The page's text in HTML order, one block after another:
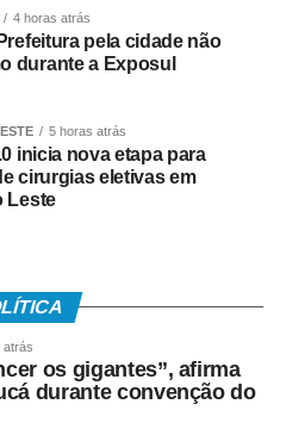
4 horas atrás
pela cidade não
durante a Exposul
5 horas atrás
inicia nova etapa para
cirurgias eletivas em
Leste
atrás
os gigantes”, afirma
durante convenção do